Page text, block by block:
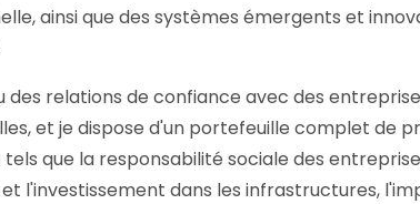
ainsi que des systèmes émergents et
des relations de confiance avec des
et je dispose d'un portefeuille complet de
tels que la responsabilité sociale des
l'investissement dans les infrastructures,